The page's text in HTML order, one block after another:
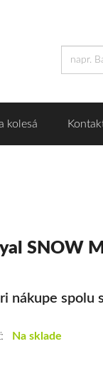
kolesá
SNOW
nákupe spolu
Na sklade